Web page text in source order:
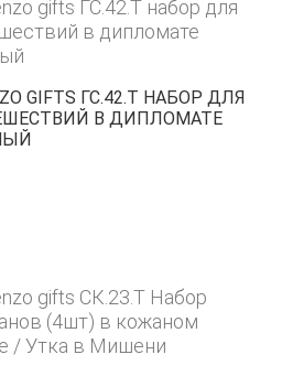
GIFTS ГС.42.Т НАБОР ДЛЯ
В ДИПЛОМАТЕ